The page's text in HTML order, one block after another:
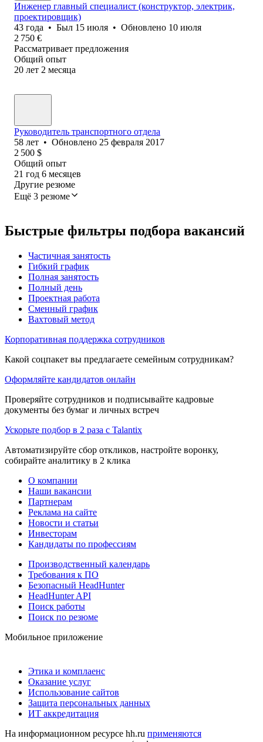
Инженер главный специалист (конструктор, электрик,
проектировщик)
43 года • Был 15 июля • Обновлено 10 июля
2 750 €
Рассматривает предложения
Общий опыт
20 лет 2 месяца
Руководитель транспортного отдела
58 лет • Обновлено 25 февраля 2017
2 500 $
Общий опыт
21 год 6 месяцев
Другие резюме
Ещё 3 резюме
Быстрые фильтры подбора вакансий
Частичная занятость
Гибкий график
Полная занятость
Полный день
Проектная работа
Сменный график
Вахтовый метод
Корпоративная поддержка сотрудников
Какой соцпакет вы предлагаете семейным сотрудникам?
Оформляйте кандидатов онлайн
Проверяйте сотрудников и подписывайте кадровые
документы без бумаг и личных встреч
Ускорьте подбор в 2 раза с Talantix
Автоматизируйте сбор откликов, настройте воронку,
собирайте аналитику в 2 клика
О компании
Наши вакансии
Партнерам
Реклама на сайте
Новости и статьи
Инвесторам
Кандидаты по профессиям
Производственный календарь
Требования к ПО
Безопасный HeadHunter
HeadHunter API
Поиск работы
Поиск по резюме
Мобильное приложение
Этика и комплаенс
Оказание услуг
Использование сайтов
Защита персональных данных
ИТ аккредитация
На информационном ресурсе hh.ru применяются